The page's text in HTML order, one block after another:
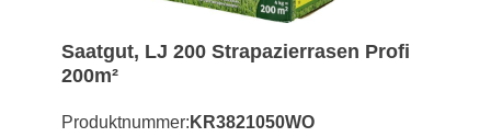
Saatgut, LJ 200 Strapazierrasen Profi
200m²
Produktnummer: KR3821050WO